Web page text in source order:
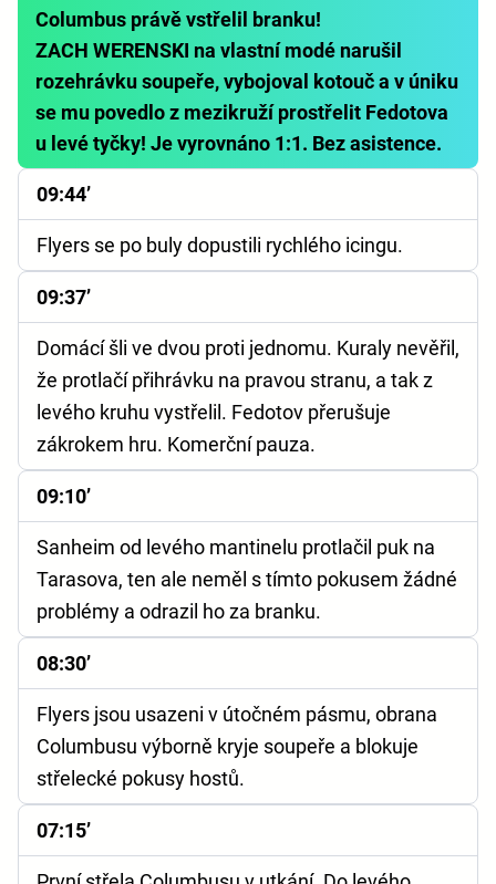
Columbus právě vstřelil branku!
ZACH WERENSKI na vlastní modé narušil
rozehrávku soupeře, vybojoval kotouč a v úniku
se mu povedlo z mezikruží prostřelit Fedotova
u levé tyčky! Je vyrovnáno 1:1. Bez asistence.
09:44’
Flyers se po buly dopustili rychlého icingu.
09:37’
Domácí šli ve dvou proti jednomu. Kuraly nevěřil,
že protlačí přihrávku na pravou stranu, a tak z
levého kruhu vystřelil. Fedotov přerušuje
zákrokem hru. Komerční pauza.
09:10’
Sanheim od levého mantinelu protlačil puk na
Tarasova, ten ale neměl s tímto pokusem žádné
problémy a odrazil ho za branku.
08:30’
Flyers jsou usazeni v útočném pásmu, obrana
Columbusu výborně kryje soupeře a blokuje
střelecké pokusy hostů.
07:15’